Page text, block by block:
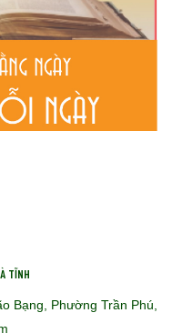
TĨNH
Bạng, Phường Trần Phú,